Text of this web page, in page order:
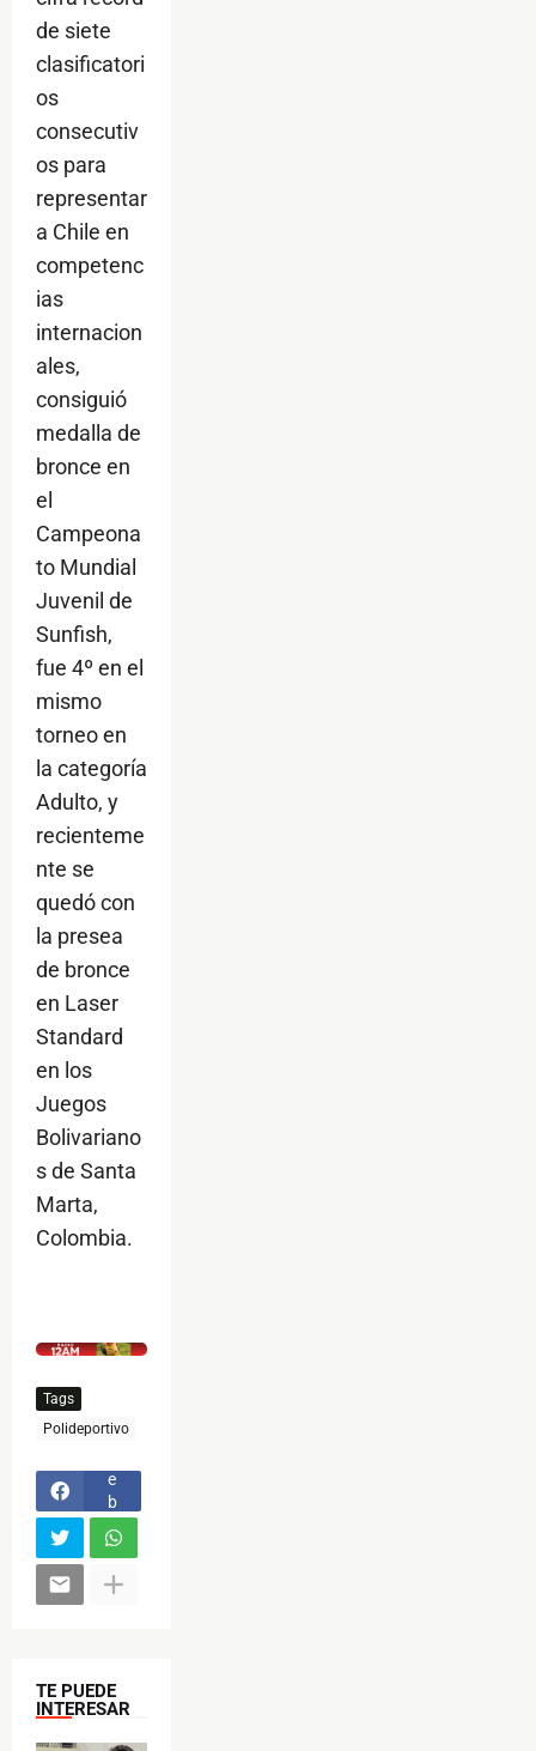
de siete
clasificatori
os
consecutiv
os para
representar
a Chile en
competenc
ias
internacion
ales,
consiguió
medalla de
bronce en
el
Campeona
to Mundial
Juvenil de
Sunfish,
fue 4º en el
mismo
torneo en
la categoría
Adulto, y
recienteme
nte se
quedó con
la presea
de bronce
en Laser
Standard
en los
Juegos
Bolivariano
s de Santa
Marta,
Colombia.
Tags
Polideportivo
a
e
b
o
TE PUEDE
INTERESAR